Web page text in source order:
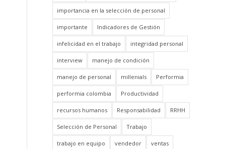
importancia en la selección de personal
importante Indicadores de Gestión
infelicidad en el trabajo integridad personal
interview manejo de condición
manejo de personal millenials Performia
performia colombia Productividad
recursos humanos Responsabilidad RRHH
Selección de Personal Trabajo
trabajo en equipo vendedor ventas